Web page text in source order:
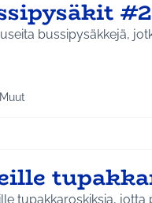
bussipysäkkejä,
Etelä-Tuusulan kylät
tulokset teeman mukaan:
Muut
tupakkaroskiksia,